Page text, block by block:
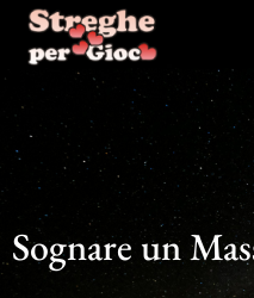
contenuto
Sognare un